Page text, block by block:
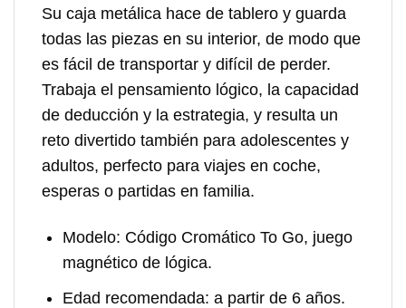
Su caja metálica hace de tablero y guarda
todas las piezas en su interior, de modo que
es fácil de transportar y difícil de perder.
Trabaja el pensamiento lógico, la capacidad
de deducción y la estrategia, y resulta un
reto divertido también para adolescentes y
adultos, perfecto para viajes en coche,
esperas o partidas en familia.
Modelo: Código Cromático To Go, juego
magnético de lógica.
Edad recomendada: a partir de 6 años.